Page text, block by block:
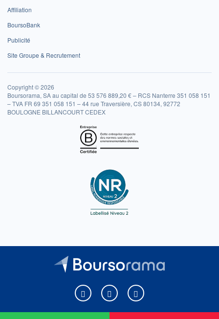
Affiliation
BoursoBank
Publicité
Site Groupe & Recrutement
Copyright © 2026
Boursorama, SA au capital de 53 576 889,20 € – RCS Nanterre 351 058 151
– TVA FR 69 351 058 151 – 44 rue Traversière, CS 80134, 92772
BOULOGNE BILLANCOURT CEDEX
Boursorama sur Facebook
Boursorama sur XBoursorama sur